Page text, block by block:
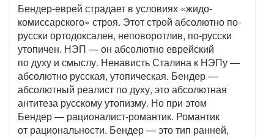
Бендер-еврей страдает в условиях «жидо-
комиссарского» строя. Этот строй абсолютно по-
русски ортодоксален, неповоротлив, по-русски
утопичен. НЭП — он абсолютно еврейский
по духу и смыслу. Ненависть Сталина к НЭПу —
абсолютно русская, утопическая. Бендер —
абсолютный реалист по духу, это абсолютная
антитеза русскому утопизму. Но при этом
Бендер — рационалист-романтик. Романтик
от рациональности. Бендер — это тип ранней,